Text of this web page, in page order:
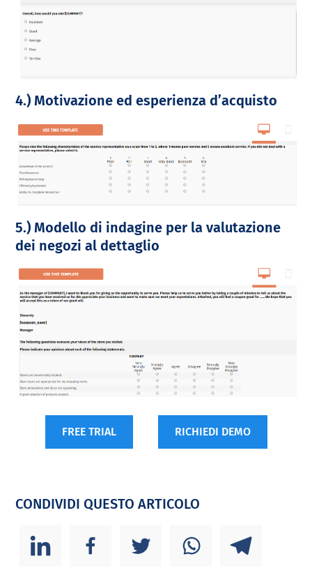
4.) Motivazione ed esperienza d’acquisto
5.) Modello di indagine per la valutazione
dei negozi al dettaglio
FREE TRIAL RICHIEDI DEMO
CONDIVIDI QUESTO ARTICOLO